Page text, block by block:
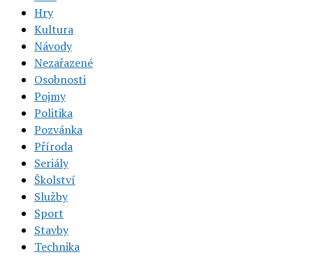
Hry
Kultura
Návody
Nezařazené
Osobnosti
Pojmy
Politika
Pozvánka
Příroda
Seriály
Školství
Služby
Sport
Stavby
Technika